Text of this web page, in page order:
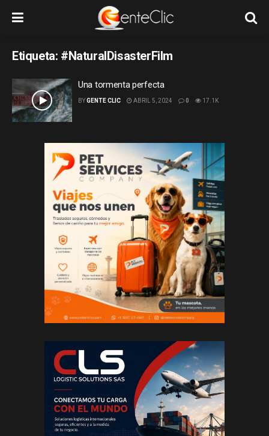
Etiqueta: #NaturalDisasterFilm
Una tormenta perfecta
BYGENTE CLIC ABRIL 5, 2024 0 17.1K